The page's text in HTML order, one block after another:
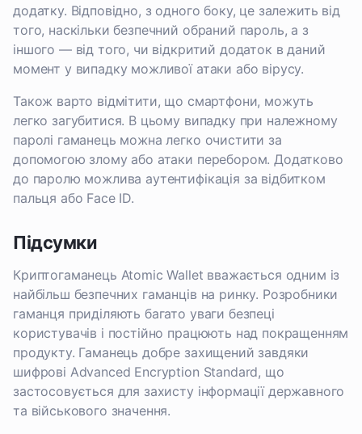
додатку. Відповідно, з одного боку, це залежить від
того, наскільки безпечний обраний пароль, а з
іншого — від того, чи відкритий додаток в даний
момент у випадку можливої атаки або вірусу.
Також варто відмітити, що смартфони, можуть
легко загубитися. В цьому випадку при належному
паролі гаманець можна легко очистити за
допомогою злому або атаки перебором. Додатково
до паролю можлива аутентифікація за відбитком
пальця або Face ID.
Підсумки
Криптогаманець Atomic Wallet вважається одним із
найбільш безпечних гаманців на ринку. Розробники
гаманця приділяють багато уваги безпеці
користувачів і постійно працюють над покращенням
продукту. Гаманець добре захищений завдяки
шифрові Advanced Encryption Standard, що
застосовується для захисту інформації державного
та військового значення.